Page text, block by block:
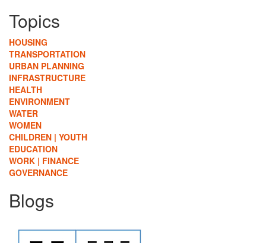
Topics
HOUSING
TRANSPORTATION
URBAN PLANNING
INFRASTRUCTURE
HEALTH
ENVIRONMENT
WATER
WOMEN
CHILDREN | YOUTH
EDUCATION
WORK | FINANCE
GOVERNANCE
Blogs